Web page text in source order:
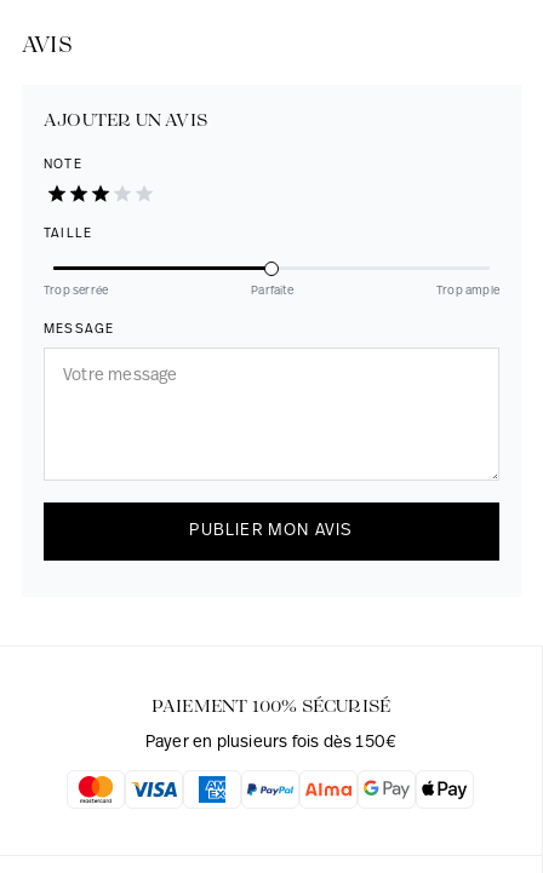
AVIS
AJOUTER UN AVIS
NOTE
TAILLE
Trop serrée Parfaite Trop ample
MESSAGE
PUBLIER MON AVIS
PAIEMENT 100% SÉCURISÉ
Payer en plusieurs fois dès 150€